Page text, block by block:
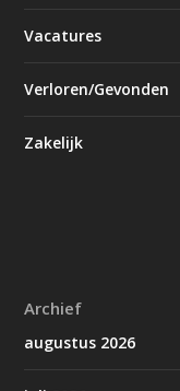
Vacatures
Verloren/Gevonden
Zakelijk
Archief
augustus 2026